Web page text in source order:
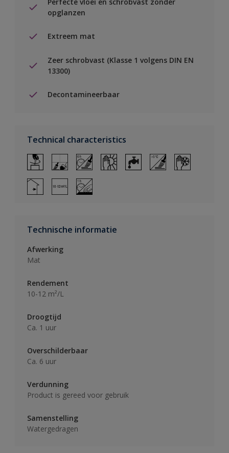
opglanzen
Extreem mat
Zeer schrobvast (Klasse 1 volgens DIN EN
13300)
Decontamineerbaar
Technical characteristics
Technische informatie
Afwerking
Mat
Rendement
10-12 m²/L
Droogtijd
Ca. 1 uur
Overschilderbaar
Ca. 6 uur
Verdunning
Product is gereed voor gebruik
Samenstelling
Watergedragen